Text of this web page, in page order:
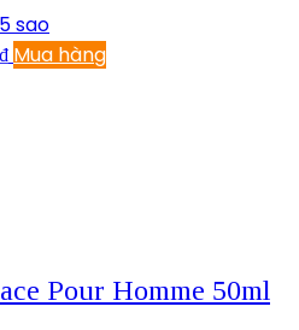
5 sao
₫ Mua hàng
Pour Homme 50ml